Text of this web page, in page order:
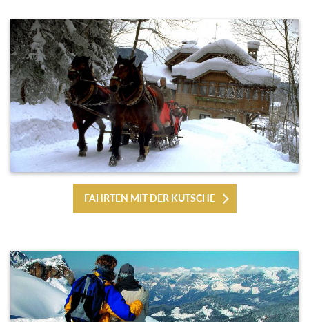
FAHRTEN MIT DER KUTSCHE